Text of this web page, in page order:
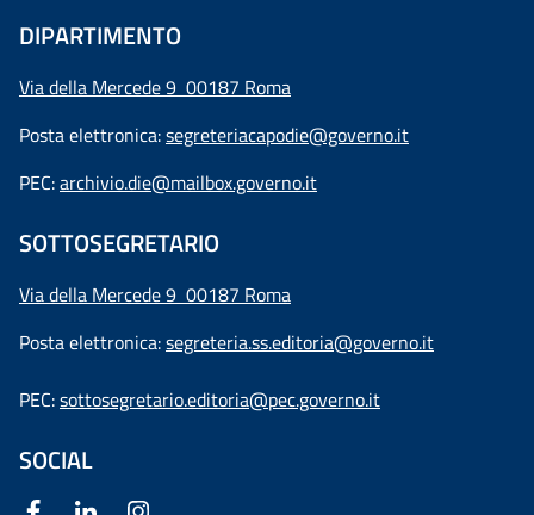
DIPARTIMENTO
Via della Mercede 9 00187 Roma
Posta elettronica:segreteriacapodie@governo.it
PEC:archivio.die@mailbox.governo.it
SOTTOSEGRETARIO
Via della Mercede 9 00187 Roma
Posta elettronica:segreteria.ss.editoria@governo.it
PEC:sottosegretario.editoria@pec.governo.it
SOCIAL